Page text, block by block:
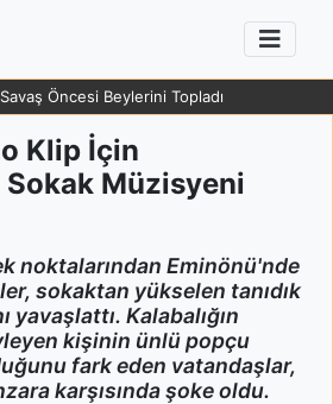
Öncesi Beylerini Topladı
Klip İçin
Sokak Müzisyeni
noktalarından Eminönü'nde
sokaktan yükselen tanıdık
yavaşlattı. Kalabalığın
kişinin ünlü popçu
fark eden vatandaşlar,
karşısında şoke oldu.